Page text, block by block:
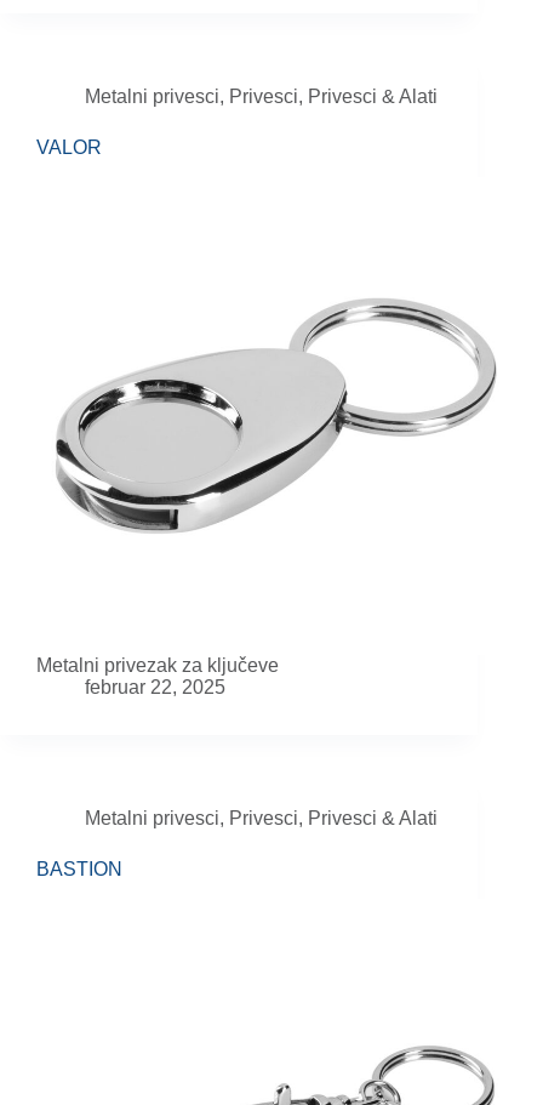
Metalni privesci, Privesci, Privesci & Alati
VALOR
Metalni privezak za ključeve
februar 22, 2025
Metalni privesci, Privesci, Privesci & Alati
BASTION